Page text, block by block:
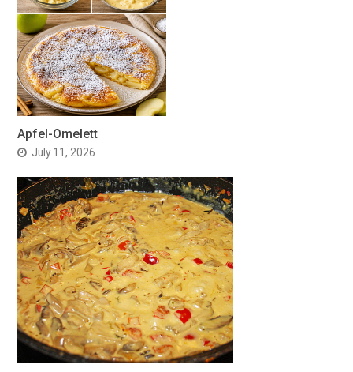
Apfel-Omelett
July 11, 2026